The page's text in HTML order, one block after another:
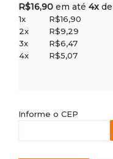
R$16,90 em até 4x de
1x R$16,90
2x
R$9,29
3x
R$6,47
4x
R$5,07
Informe o CEP